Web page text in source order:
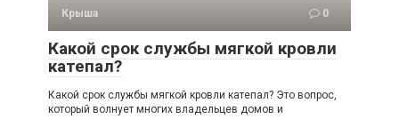
Крыша 0
Какой срок службы мягкой кровли
катепал?
Какой срок службы мягкой кровли катепал? Это вопрос,
который волнует многих владельцев домов и